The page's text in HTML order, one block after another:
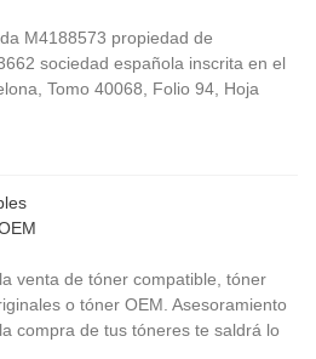
M4188573 propiedad de
sociedad española inscrita en el
Tomo 40068, Folio 94, Hoja
venta de tóner compatible, tóner
o tóner OEM. Asesoramiento
compra de tus tóneres te saldrá lo